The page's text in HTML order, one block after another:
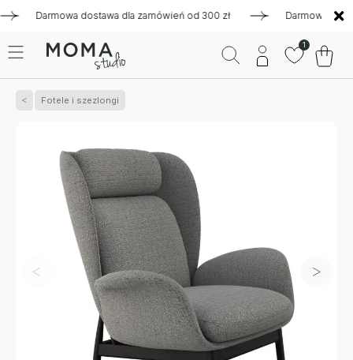
Darmowa dostawa dla zamówień od 300 zł Darmowa dostawa
1
Fotele i szezlongi